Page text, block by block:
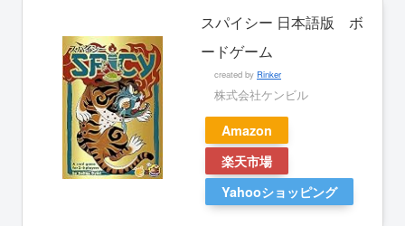
スパイシー 日本語版 ボ
ードゲーム
created by Rinker
株式会社ケンビル
Amazon
楽天市場
Yahooショッピング